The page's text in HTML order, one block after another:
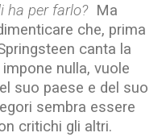
ha per farlo? Ma
che, prima
canta la
nulla, vuole
suo paese e del suo
sembra essere
critichi gli altri.